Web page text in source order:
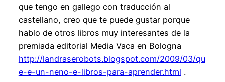
que tengo en gallego con traducción al
castellano, creo que te puede gustar porque
hablo de otros libros muy interesantes de la
premiada editorial Media Vaca en Bologna
http://landraserobots.blogspot.com/2009/03/qu
e-e-un-neno-e-libros-para-aprender.html .